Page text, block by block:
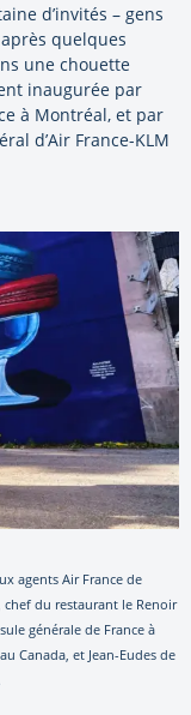
d’invités – gens
quelques
une chouette
inaugurée par
à Montréal, et par
d’Air France-KLM
agents Air France de
chef du restaurant le Renoir
générale de France à
Canada, et Jean-Eudes de